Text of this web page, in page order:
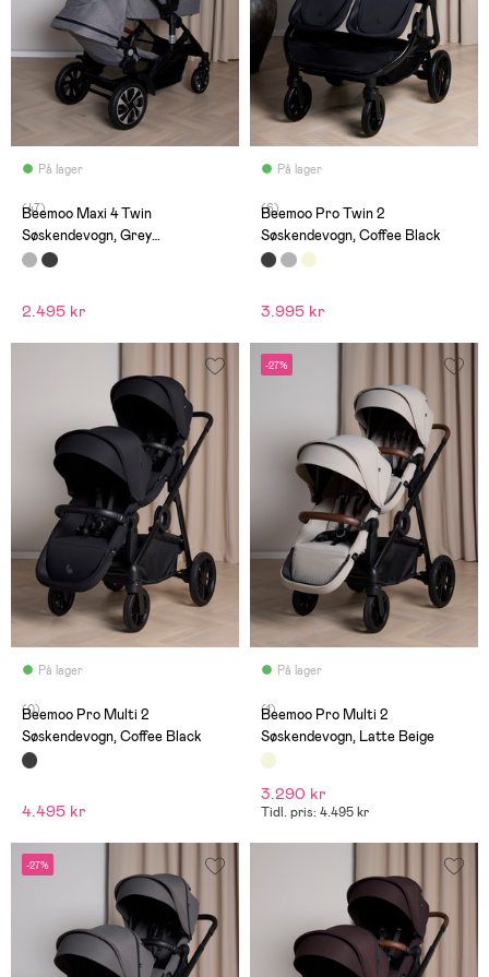
På lager
(47)
Beemoo Maxi 4 Twin
Søskendevogn, Grey
Melange/Black
2.495 kr
På lager
(6)
Beemoo Pro Twin 2
Søskendevogn, Coffee Black
3.995 kr
På lager
(0)
Beemoo Pro Multi 2
Søskendevogn, Coffee Black
4.495 kr
-27%
På lager
(1)
Beemoo Pro Multi 2
Søskendevogn, Latte Beige
3.290 kr
Tidl. pris: 4.495 kr
-27%